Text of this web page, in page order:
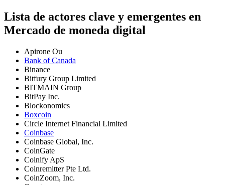
Lista de actores clave y emergentes en
Mercado de moneda digital
Apirone Ou
Bank of Canada
Binance
Bitfury Group Limited
BITMAIN Group
BitPay Inc.
Blockonomics
Boxcoin
Circle Internet Financial Limited
Coinbase
Coinbase Global, Inc.
CoinGate
Coinify ApS
Coinremitter Pte Ltd.
CoinZoom, Inc.